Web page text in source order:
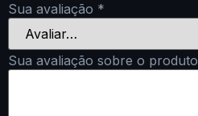
Sua avaliação *
Sua avaliação sobre o produto